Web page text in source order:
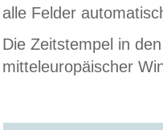
alle Felder
Die Zeitstempel in
mitteleuropäischer